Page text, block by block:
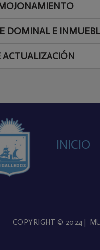
DOMINAL E
ACTUALIZACIÓN
INICIO
COPYRIGHT © 2024 |